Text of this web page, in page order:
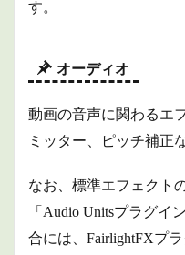
す。
オーディオ
動画の音声に関わるエ
ミッター、ピッチ補正
なお、標準エフェクト
「Audio Unitsプラグイ
合には、FairlightFXプ